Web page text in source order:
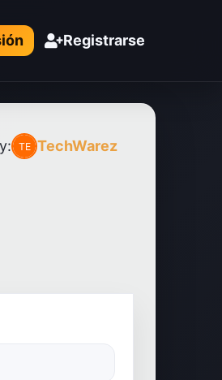
Registrarse
TechWarez